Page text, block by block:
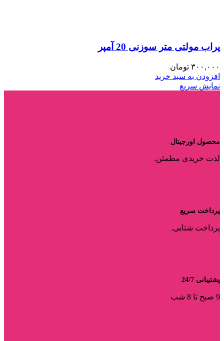
پراب مولتی متر سوزنی 20 آمپر
۳۰۰,۰۰۰ تومان
افزودن به سبد خرید
نمایش سریع
محصول اورجینال
لذت خریدی مطمئن.
پرداخت سریع
پرداخت شتابی.
پشتیبانی 24/7
9 صبح تا 8 شب